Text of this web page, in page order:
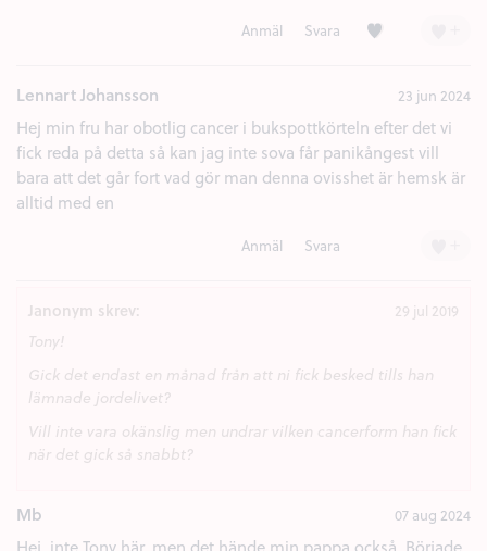
Anmäl Svara Kärlek (1)
Lennart Johansson 23 jun 2024
Hej min fru har obotlig cancer i bukspottkörteln efter det vi
fick reda på detta så kan jag inte sova får panikångest vill
bara att det går fort vad gör man denna ovisshet är hemsk är
alltid med en
Anmäl Svara
Janonym skrev: 29 jul 2019
Tony!
Gick det endast en månad från att ni fick besked tills han
lämnade jordelivet?
Vill inte vara okänslig men undrar vilken cancerform han fick
när det gick så snabbt?
Mb 07 aug 2024